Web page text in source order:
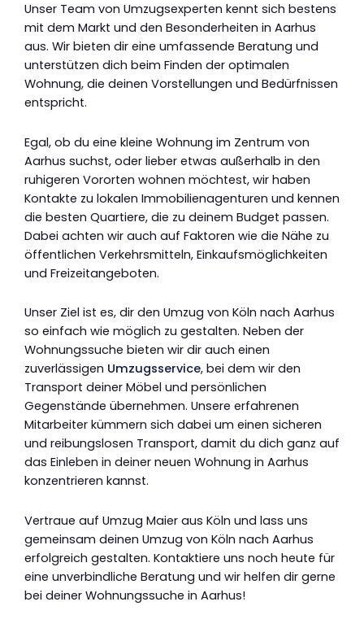
Unser Team von Umzugsexperten kennt sich bestens
mit dem Markt und den Besonderheiten in Aarhus
aus. Wir bieten dir eine umfassende Beratung und
unterstützen dich beim Finden der optimalen
Wohnung, die deinen Vorstellungen und Bedürfnissen
entspricht.
Egal, ob du eine kleine Wohnung im Zentrum von
Aarhus suchst, oder lieber etwas außerhalb in den
ruhigeren Vororten wohnen möchtest, wir haben
Kontakte zu lokalen Immobilienagenturen und kennen
die besten Quartiere, die zu deinem Budget passen.
Dabei achten wir auch auf Faktoren wie die Nähe zu
öffentlichen Verkehrsmitteln, Einkaufsmöglichkeiten
und Freizeitangeboten.
Unser Ziel ist es, dir den Umzug von Köln nach Aarhus
so einfach wie möglich zu gestalten. Neben der
Wohnungssuche bieten wir dir auch einen
zuverlässigen Umzugsservice, bei dem wir den
Transport deiner Möbel und persönlichen
Gegenstände übernehmen. Unsere erfahrenen
Mitarbeiter kümmern sich dabei um einen sicheren
und reibungslosen Transport, damit du dich ganz auf
das Einleben in deiner neuen Wohnung in Aarhus
konzentrieren kannst.
Vertraue auf Umzug Maier aus Köln und lass uns
gemeinsam deinen Umzug von Köln nach Aarhus
erfolgreich gestalten. Kontaktiere uns noch heute für
eine unverbindliche Beratung und wir helfen dir gerne
bei deiner Wohnungssuche in Aarhus!